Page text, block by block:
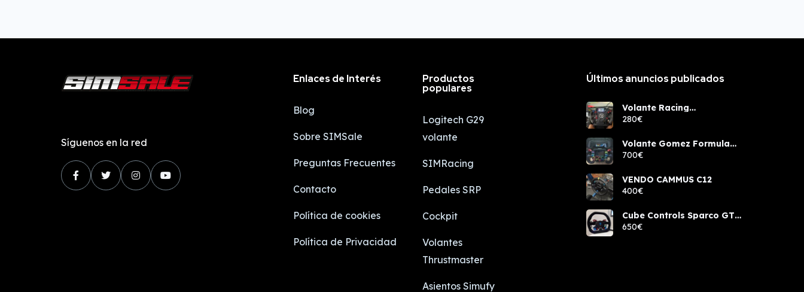
Síguenos en la red
Enlaces de Interés
Blog
Sobre SIMSale
Preguntas Frecuentes
Contacto
Política de cookies
Política de Privacidad
Productos
populares
Logitech G29
volante
SIMRacing
Pedales SRP
Cockpit
Volantes
Thrustmaster
Asientos Simufy
Últimos anuncios publicados
Volante Racing
components rcw sport
280€
Volante Gomez Formula
Pro Elite
700€
VENDO CAMMUS C12
400€
Cube Controls Sparco GT
PRO NUEVO
650€